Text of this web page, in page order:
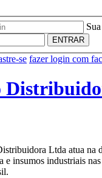
ENTRAR
se fazer login com
Ltda atua na
e insumos industriais